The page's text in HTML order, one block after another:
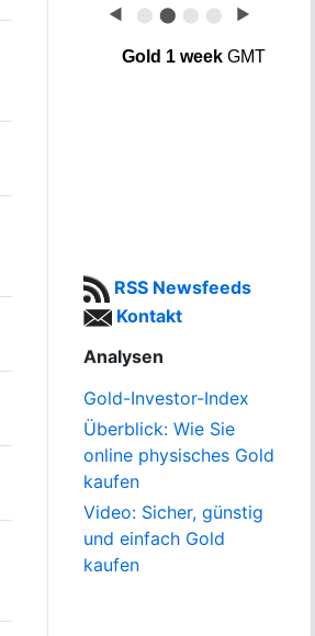
◀ ⬤ ⬤ ⬤ ⬤ ▶
Gold 1 weekGMT
RSS Newsfeeds
Kontakt
Analysen
Gold-Investor-Index
Überblick: Wie Sie
online physisches Gold
kaufen
Video: Sicher, günstig
und einfach Gold
kaufen